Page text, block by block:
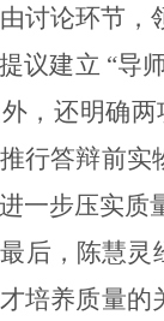
讨论环节，
议建立 “导
，还明确
行答辩前实
一步压实质
后，陈慧灵
培养质量的